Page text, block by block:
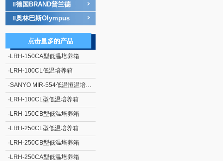
德国BRAND普兰德
奥林巴斯Olympus
点击量多的产品
· LRH-150CA型低温培养箱
· LRH-100CL低温培养箱
·SANYO MIR-554低温恒温培养箱
· LRH-100CL型低温培养箱
· LRH-150CB型低温培养箱
· LRH-250CL型低温培养箱
· LRH-250CB型低温培养箱
· LRH-250CA型低温培养箱